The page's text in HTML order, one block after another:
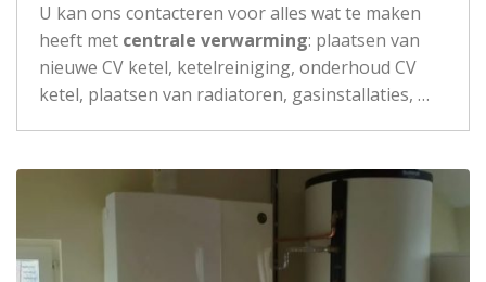
U kan ons contacteren voor alles wat te maken
heeft met centrale verwarming: plaatsen van
nieuwe CV ketel, ketelreiniging, onderhoud CV
ketel, plaatsen van radiatoren, gasinstallaties, …